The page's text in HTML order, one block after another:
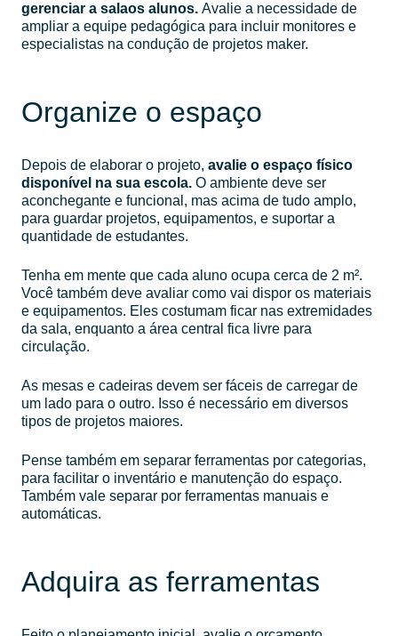
gerenciar a salaos alunos. Avalie a necessidade de
ampliar a equipe pedagógica para incluir monitores e
especialistas na condução de projetos maker.
Organize o espaço
Depois de elaborar o projeto, avalie o espaço físico
disponível na sua escola. O ambiente deve ser
aconchegante e funcional, mas acima de tudo amplo,
para guardar projetos, equipamentos, e suportar a
quantidade de estudantes.
Tenha em mente que cada aluno ocupa cerca de 2 m².
Você também deve avaliar como vai dispor os materiais
e equipamentos. Eles costumam ficar nas extremidades
da sala, enquanto a área central fica livre para
circulação.
As mesas e cadeiras devem ser fáceis de carregar de
um lado para o outro. Isso é necessário em diversos
tipos de projetos maiores.
Pense também em separar ferramentas por categorias,
para facilitar o inventário e manutenção do espaço.
Também vale separar por ferramentas manuais e
automáticas.
Adquira as ferramentas